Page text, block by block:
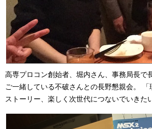
高専プロコン創始者、堀内さん、事務局長で
ご一緒している不破さんとの長野懇親会。
ストーリー、楽しく次世代につないでいきた